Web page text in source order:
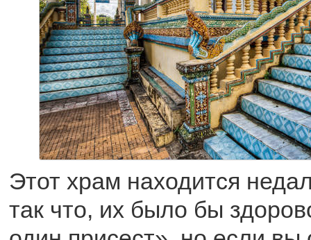
Этот храм находится
так что, их было бы